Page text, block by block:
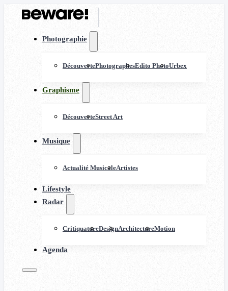
Photographie
DécouvertePhotographesEdito PhotoUrbex
Graphisme
DécouverteStreet Art
Musique
Actualité MusicaleArtistes
Lifestyle
Radar
CritiquatureDesignArchitectureMotion
Agenda